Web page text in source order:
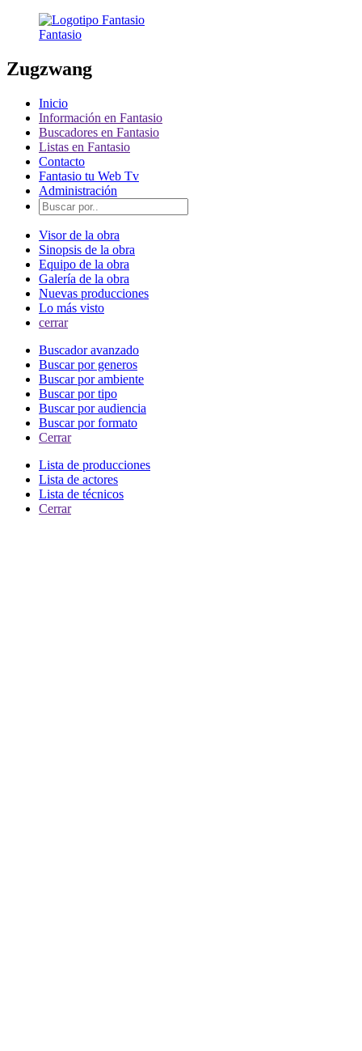
Fantasio
Zugzwang
Inicio
Información en Fantasio
Buscadores en Fantasio
Listas en Fantasio
Contacto
Fantasio tu Web Tv
Administración
Visor de la obra
Sinopsis de la obra
Equipo de la obra
Galería de la obra
Nuevas producciones
Lo más visto
cerrar
Buscador avanzado
Buscar por generos
Buscar por ambiente
Buscar por tipo
Buscar por audiencia
Buscar por formato
Cerrar
Lista de producciones
Lista de actores
Lista de técnicos
Cerrar